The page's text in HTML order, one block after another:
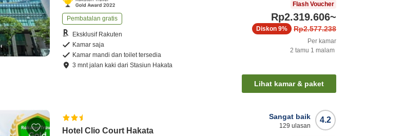
Pembatalan gratis
Eksklusif Rakuten
Kamar saja
Kamar mandi dan toilet tersedia
3 mntjalan kaki dariStasiun Hakata
Flash Voucher
Rp2.319.606~
Rp2.577.238
Diskon 9%
Per kamar
2 tamu 1 malam
Lihat kamar & paket
Hotel Clio Court Hakata
4.2
Sangat baik
129 ulasan